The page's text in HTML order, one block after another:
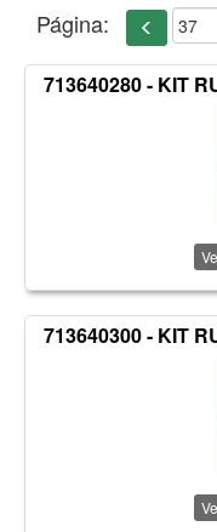
Página:
713640280 - KIT
713640300 - KIT